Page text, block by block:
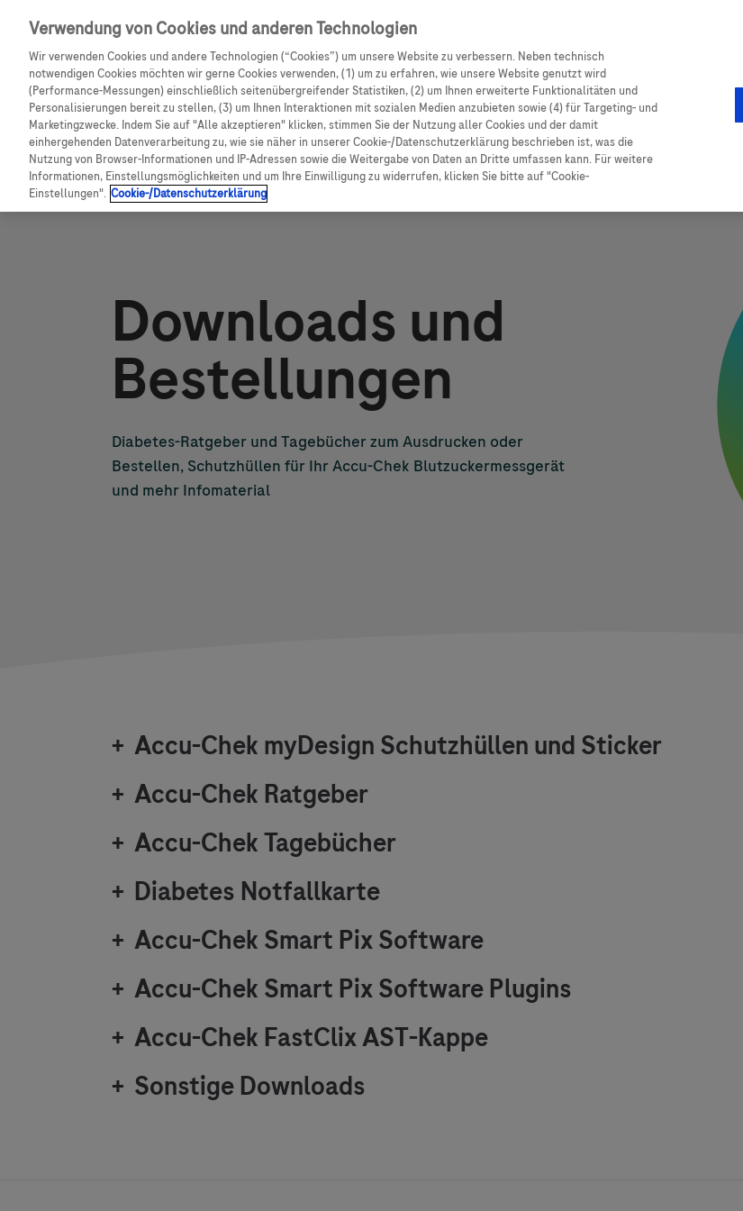
Skip navigation
CGM Testsensor bestellen CGM Sensor Produkte
Shop
Pfadnavigation
Startseite Services Downloads & Bestellungen
Downloads und
Bestellungen
Diabetes-Ratgeber und Tagebücher zum Ausdrucken oder
Bestellen, Schutzhüllen für Ihr Accu-Chek Blutzuckermessgerät
und mehr Infomaterial
+ Accu-Chek myDesign Schutzhüllen und Sticker
+ Accu-Chek Ratgeber
+ Accu-ChekTagebücher
+ Diabetes Notfallkarte
+ Accu-Chek Smart Pix Software
+ Accu-Chek Smart Pix Software Plugins
+ Accu-Chek FastClix AST-Kappe
+ Sonstige Downloads
Verwendung von Cookies und anderen Technologien
Wir verwenden Cookies und andere Technologien (“Cookies”) um unsere Website zu verbessern. Neben technisch
notwendigen Cookies möchten wir gerne Cookies verwenden, (1) um zu erfahren, wie unsere Website genutzt wird
(Performance-Messungen) einschließlich seitenübergreifender Statistiken, (2) um Ihnen erweiterte Funktionalitäten und
Personalisierungen bereit zu stellen, (3) um Ihnen Interaktionen mit sozialen Medien anzubieten sowie (4) für Targeting- und
Marketingzwecke. Indem Sie auf "Alle akzeptieren" klicken, stimmen Sie der Nutzung aller Cookies und der damit
einhergehenden Datenverarbeitung zu, wie sie näher in unserer Cookie-/Datenschutzerklärung beschrieben ist, was die
Nutzung von Browser-Informationen und IP-Adressen sowie die Weitergabe von Daten an Dritte umfassen kann. Für weitere
Informationen, Einstellungsmöglichkeiten und um Ihre Einwilligung zu widerrufen, klicken Sie bitte auf "Cookie-
Einstellungen". Cookie-/Datenschutzerklärung